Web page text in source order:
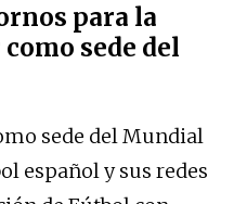
para la
sede del
sede del Mundial
español y sus redes